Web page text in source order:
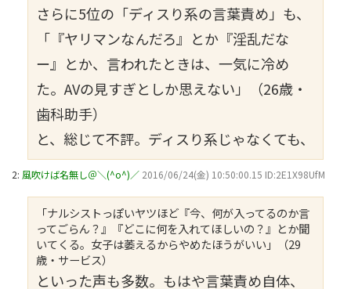
さらに5位の「ディスり系の言葉責め」も、
「『ヤリマンなんだろ』とか『淫乱だな
ー』とか、言われたときは、一気に冷め
た。AVの見すぎとしか思えない」（26歳・
歯科助手）
と、総じて不評。ディスり系じゃなくても、
2: 風吹けば名無し＠＼(^o^)／ 2016/06/24(金) 10:50:00.15 ID:2E1X98UfM
「ナルシストっぽいヤツほど『今、何が入ってるのか言
ってごらん？』『どこに何を入れてほしいの？』とか聞
いてくる。女子は萎えるからやめたほうがいい」（29
歳・サービス）
といった声も多数。もはや言葉責め自体、